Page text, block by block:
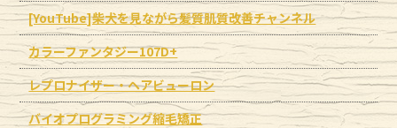
[YouTube]柴犬を見ながら髪質肌質改善チャンネル
カラーファンタジー107D+
レプロナイザー・ヘアビューロン
バイオプログラミング縮毛矯正